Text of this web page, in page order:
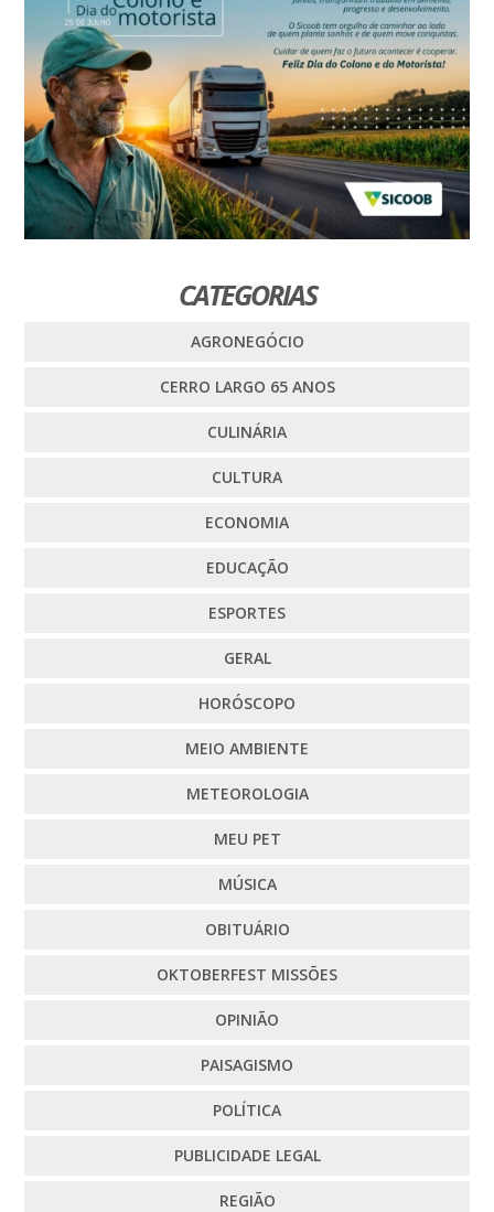
CATEGORIAS
AGRONEGÓCIO
CERRO LARGO 65 ANOS
CULINÁRIA
CULTURA
ECONOMIA
EDUCAÇÃO
ESPORTES
GERAL
HORÓSCOPO
MEIO AMBIENTE
METEOROLOGIA
MEU PET
MÚSICA
OBITUÁRIO
OKTOBERFEST MISSÕES
OPINIÃO
PAISAGISMO
POLÍTICA
PUBLICIDADE LEGAL
REGIÃO